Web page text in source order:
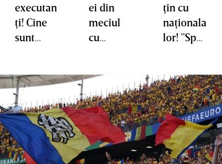
executan
ţi! Cine
sunt
ţi să bată
loviturile
de
departaja
re
ei din
meciul
cu
explicat
cum a
reuşit să
apere
trei
lovituri
ţin cu
naţionala
lor! "Sper
va
câştiga"